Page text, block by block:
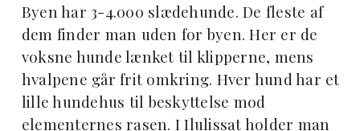
Byen har 3-4.000 slædehunde. De fleste af
dem finder man uden for byen. Her er de
voksne hunde lænket til klipperne, mens
hvalpene går frit omkring. Hver hund har et
lille hundehus til beskyttelse mod
elementernes rasen. I Ilulissat holder man